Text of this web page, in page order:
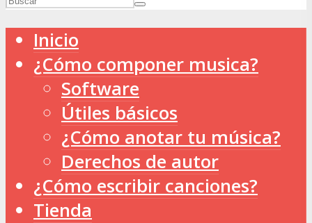
Inicio
¿Cómo componer musica?
Software
Útiles básicos
¿Cómo anotar tu música?
Derechos de autor
¿Cómo escribir canciones?
Tienda